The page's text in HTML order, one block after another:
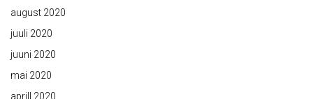
august 2020
juuli 2020
juuni 2020
mai 2020
aprill 2020